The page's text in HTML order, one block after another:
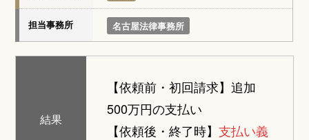
担当事務所 名古屋法律事務所
結果
【依頼前・初回請求】追加
500万円の支払い
【依頼後・終了時】 支払い義